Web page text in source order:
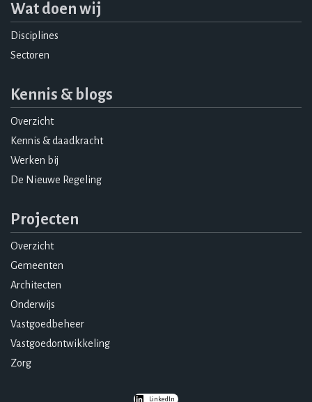
Wat doen wij
Disciplines
Sectoren
Kennis & blogs
Overzicht
Kennis & daadkracht
Werken bij
De Nieuwe Regeling
Projecten
Overzicht
Gemeenten
Architecten
Onderwijs
Vastgoedbeheer
Vastgoedontwikkeling
Zorg
LinkedIn